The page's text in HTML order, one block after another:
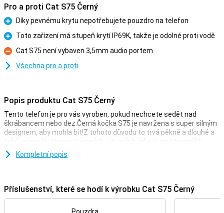
Pro a proti Cat S75 Černý
Pro
Díky pevnému krytu nepotřebujete pouzdro na telefon
Pro
Toto zařízení má stupeň krytí IP69K, takže je odolné proti vodě
Proti
Cat S75 není vybaven 3,5mm audio portem
Všechna pro a proti
Popis produktu Cat S75 Černý
Tento telefon je pro vás vyroben, pokud nechcete sedět nad
škrábancem nebo dez.Černá kočka S75 je navržena s super silným
designem, aby mohla bít!Z tohoto důvodu to trvá pěkně a dlouhé a
také jej používáte v extrémních situacích, jako je na staveništi.
Tento telefon jednoduše používáte bez případu, protože bydlení je
dostatek místa pro všechny své soubory.
Kompletní popis
Příslušenství, které se hodí k výrobku Cat S75 Černý